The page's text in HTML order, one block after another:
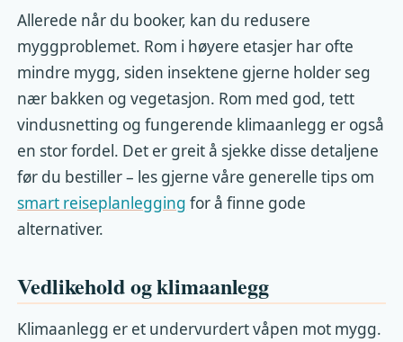
Allerede når du booker, kan du redusere
myggproblemet. Rom i høyere etasjer har ofte
mindre mygg, siden insektene gjerne holder seg
nær bakken og vegetasjon. Rom med god, tett
vindusnetting og fungerende klimaanlegg er også
en stor fordel. Det er greit å sjekke disse detaljene
før du bestiller – les gjerne våre generelle tips om
smart reiseplanlegging for å finne gode
alternativer.
Vedlikehold og klimaanlegg
Klimaanlegg er et undervurdert våpen mot mygg.